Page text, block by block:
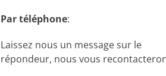
Par téléphone:
Laissez nous un message sur le
répondeur, nous vous